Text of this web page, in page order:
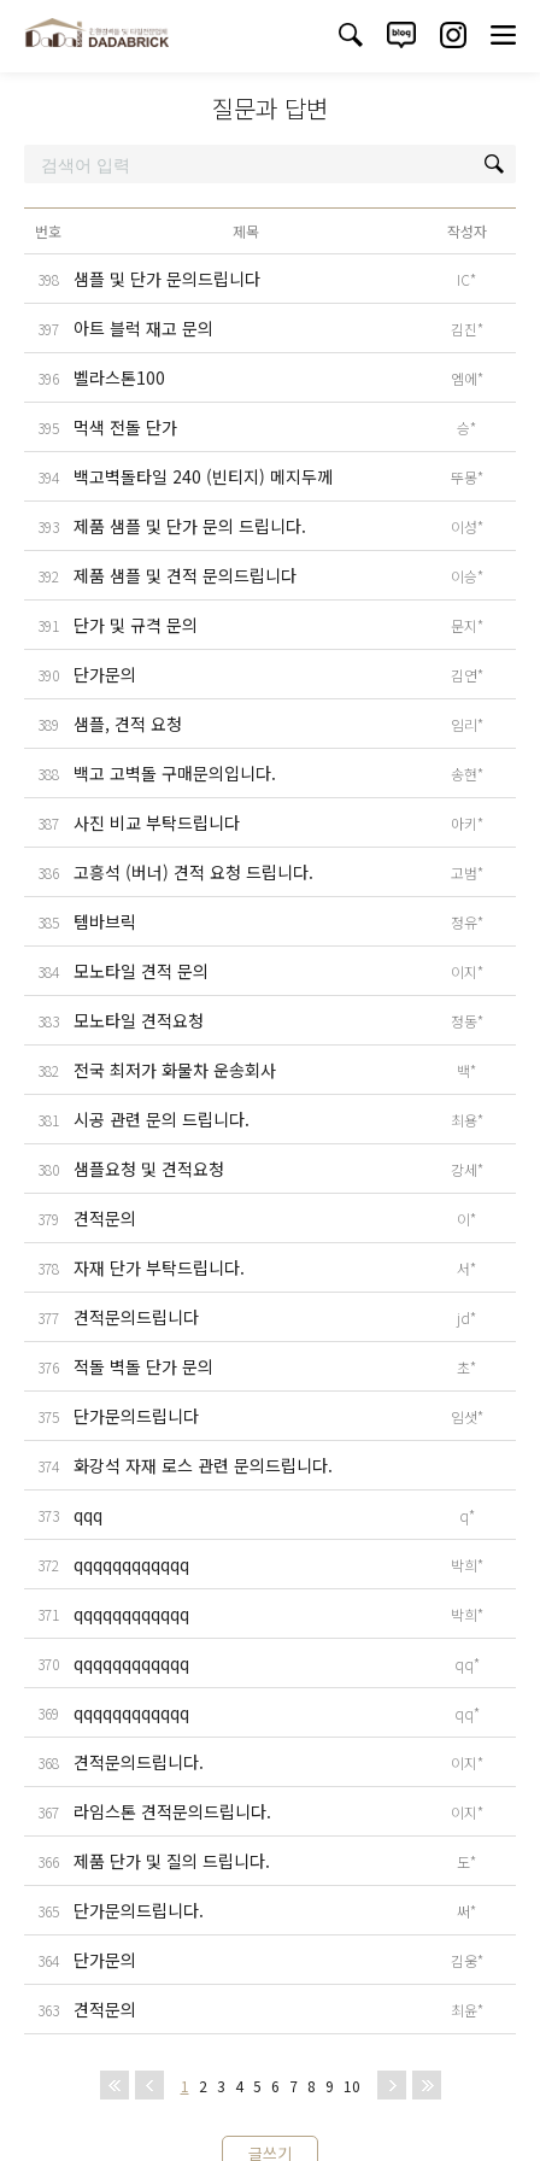
질문과 답변
번호 제목 작성자
398 샘플 및 단가 문의드립니다 IC*
397 아트 블럭 재고 문의 김진*
396 벨라스톤100 엠에*
395 먹색 전돌 단가 승*
394 백고벽돌타일 240 (빈티지) 메지두께 뚜몽*
393 제품 샘플 및 단가 문의 드립니다. 이성*
392 제품 샘플 및 견적 문의드립니다 이승*
391 단가 및 규격 문의 문지*
390 단가문의 김연*
389 샘플, 견적 요청 임리*
388 백고 고벽돌 구매문의입니다. 송현*
387 사진 비교 부탁드립니다 아키*
386 고흥석 (버너) 견적 요청 드립니다. 고범*
385 템바브릭 정유*
384 모노타일 견적 문의 이지*
383 모노타일 견적요청 정동*
382 전국 최저가 화물차 운송회사 백*
381 시공 관련 문의 드립니다. 최용*
380 샘플요청 및 견적요청 강세*
379 견적문의 이*
378 자재 단가 부탁드립니다. 서*
377 견적문의드립니다 jd*
376 적돌 벽돌 단가 문의 초*
375 단가문의드립니다 임샛*
374 화강석 자재 로스 관련 문의드립니다.
373 qqq q*
372 qqqqqqqqqqqq 박희*
371 qqqqqqqqqqqq 박희*
370 qqqqqqqqqqqq qq*
369 qqqqqqqqqqqq qq*
368 견적문의드립니다. 이지*
367 라임스톤 견적문의드립니다. 이지*
366 제품 단가 및 질의 드립니다. 도*
365 단가문의드립니다. 써*
364 단가문의 김웅*
363 견적문의 최윤*
1 2 3 4 5 6 7 8 9 10